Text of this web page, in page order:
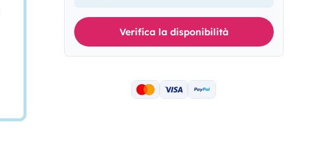
Verifica la disponibilità